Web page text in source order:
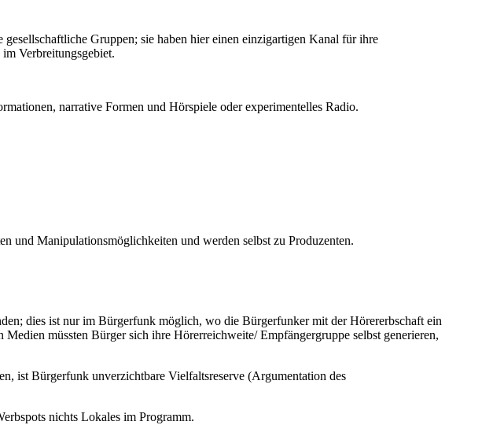
Gruppen; sie haben hier einen einzigartigen Kanal für ihre
Verbreitungsgebiet.
narrative Formen und Hörspiele oder experimentelles Radio.
und Manipulationsmöglichkeiten und werden selbst zu Produzenten.
dies ist nur im Bürgerfunk möglich, wo die Bürgerfunker mit der Hörererbschaft ein
müssten Bürger sich ihre Hörerreichweite/ Empfängergruppe selbst generieren,
ist Bürgerfunk unverzichtbare Vielfaltsreserve (Argumentation des
nichts Lokales im Programm.